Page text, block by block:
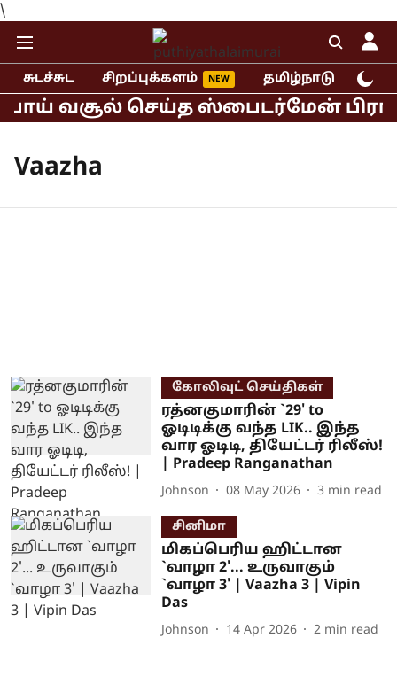
\
சுடச்சுட சிறப்புக்களம் தமிழ்நாடு
வசூல் செய்த ஸ்பைடர்மேன்
Vaazha
கோலிவுட் செய்திகள்
ரத்னகுமாரின் `29' to
ஓடிடிக்கு வந்த LIK.. இந்த
வார ஓடிடி, தியேட்டர் ரிலீஸ்!
| Pradeep Ranganathan
Johnson 08 May 2026 3 min read
சினிமா
மிகப்பெரிய ஹிட்டான
`வாழா 2'... உருவாகும்
`வாழா 3' | Vaazha 3 | Vipin
Das
Johnson 14 Apr 2026 2 min read